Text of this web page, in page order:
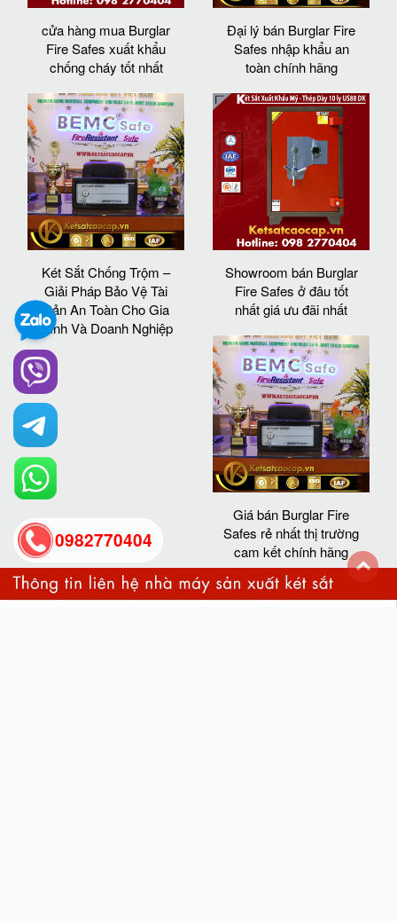
cửa hàng mua Burglar
Fire Safes xuất khẩu
chống cháy tốt nhất
Đại lý bán Burglar Fire
Safes nhập khẩu an
toàn chính hãng
Két Sắt Chống Trộm –
Giải Pháp Bảo Vệ Tài
Sản An Toàn Cho Gia
Đình Và Doanh Nghiệp
Showroom bán Burglar
Fire Safes ở đâu tốt
nhất giá ưu đãi nhất
Giá bán Burglar Fire
Safes rẻ nhất thị trường
cam kết chính hãng
0982770404
back